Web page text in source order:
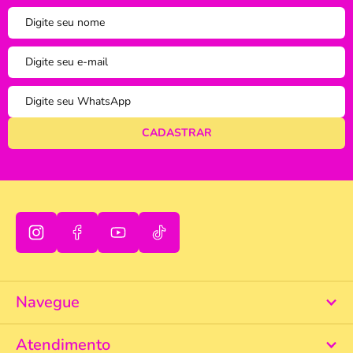
Ordenar
A - Z Z - A Menor Preço
Maior Preço
Mais Vendidos
Mais Acessados
Marcas
Navegue
Atendimento
tudo bem